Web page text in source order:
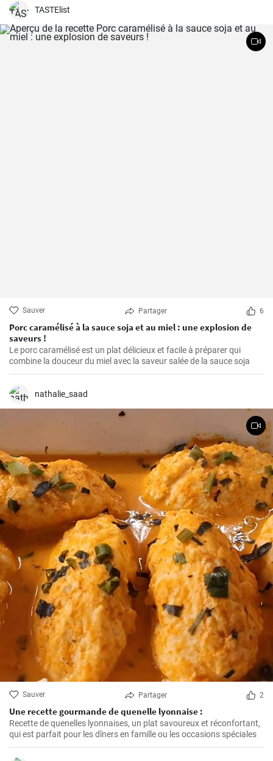
TASTElist
Sauver Partager 6
Porc caramélisé à la sauce soja et au miel : une explosion de
saveurs !
Le porc caramélisé est un plat délicieux et facile à préparer qui
combine la douceur du miel avec la saveur salée de la sauce soja
nathalie_saad
Sauver Partager 2
Une recette gourmande de quenelle lyonnaise :
Recette de quenelles lyonnaises, un plat savoureux et réconfortant,
qui est parfait pour les dîners en famille ou les occasions spéciales